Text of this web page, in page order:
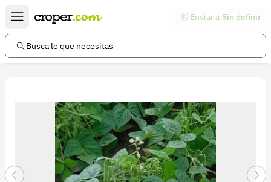
Enviar a Sin definir
Busca lo que necesitas
Enlaces de interés
Preguntas frecuentes
Información legal
Términos y condiciones
Política de devoluciones